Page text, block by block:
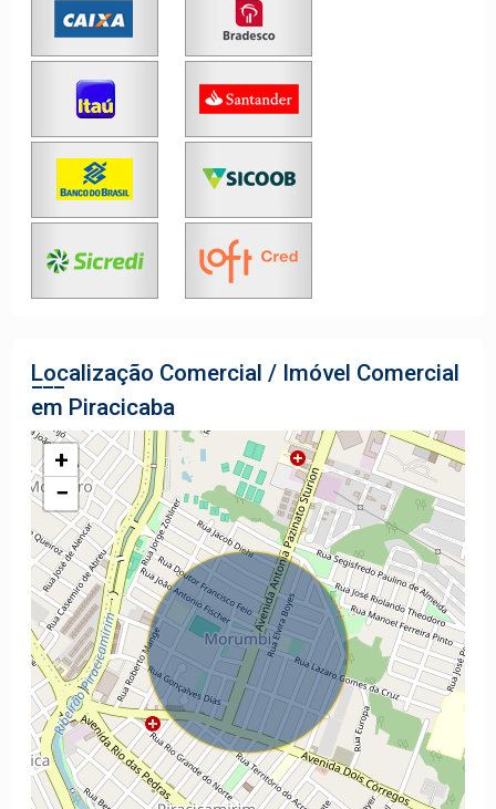
Localização Comercial / Imóvel Comercial
em Piracicaba
+
−